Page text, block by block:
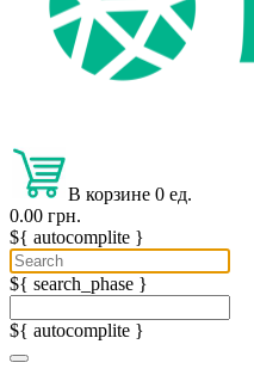
В корзине 0 ед.
0.00 грн.
${ autocomplite }
${ search_phase }
${ autocomplite }